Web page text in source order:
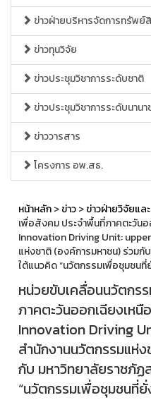
ข่าวฝ่ายบริหารจัดการทรัพ
ข่าวทุนวิจัย
ข่าวประชุมวิชาการระดับชาติ
ข่าวประชุมวิชาการระดับนานา
ข่าววารสาร
โครงการ อพ.สธ.
หน้าหลัก>ข่าว>ข่าวฝ่ายวิจัยแล
เพื่อสังคม ประจำพื้นที่ภาคตะวัน
Innovation Driving Unit:
แห่งชาติ (องค์การมหาชน) ร่วม
ใต้แนวคิด “นวัตกรรมเพื่อชุมชนที่
หน่วยขับเคลื่อนนวัตกร
ภาคตะวันออกเฉียงเห
Innovation Driving
สำนักงานนวัตกรรมแห่
กับ มหาวิทยาลัยราชภัฏ
“นวัตกรรมเพื่อชุมชนที่ยั่